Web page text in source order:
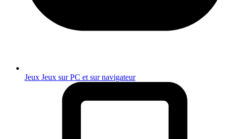
Jeux Jeux sur PC et sur navigateur